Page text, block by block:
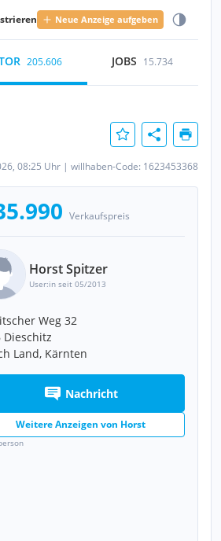
Neue Anzeige aufgeben
205.606 JOBS 15.734
08:25 Uhr | willhaben-Code: 1623453368
Verkaufspreis
Horst Spitzer
User:in seit 05/2013
Weg 32
Dieschitz
Land, Kärnten
Nachricht
Weitere Anzeigen von Horst